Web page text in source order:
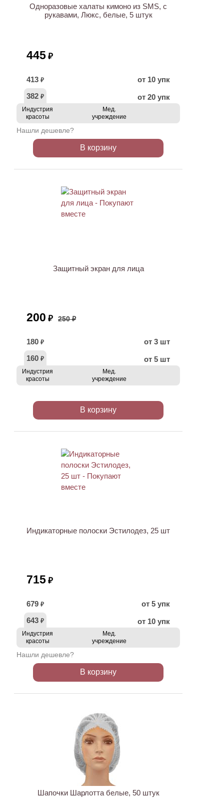
Одноразовые халаты кимоно из SMS, с
рукавами, Люкс, белые, 5 штук
445 ₽
413 ₽
от 10 упк
382 ₽ от 20 упк
Индустрия
красоты
Мед.
учреждение
Нашли дешевле?
В корзину
Защитный экран для лица
200 ₽ 250 ₽
180 ₽
от 3 шт
160 ₽ от 5 шт
Индустрия
красоты
Мед.
учреждение
В корзину
Индикаторные полоски Эстилодез, 25 шт
715 ₽
679 ₽
от 5 упк
643 ₽ от 10 упк
Индустрия
красоты
Мед.
учреждение
Нашли дешевле?
В корзину
Шапочки Шарлотта белые, 50 штук